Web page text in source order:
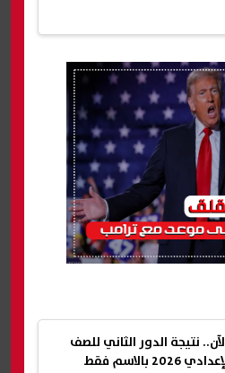
نتيجة الدور الثاني للصف
بالاسم فقط